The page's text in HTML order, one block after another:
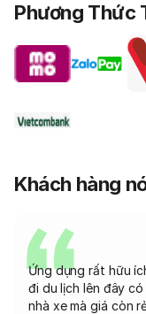
Phương Thức
Khách hàng
Ứng dụng rất hữu
đi du lịch lên đây
nhà xe mà giá còn